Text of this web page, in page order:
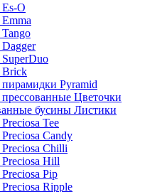
O
Brick
Pyramid
Цветочки
бусины Листики
Tee
Candy
Chilli
Hill
Pip
Ripple